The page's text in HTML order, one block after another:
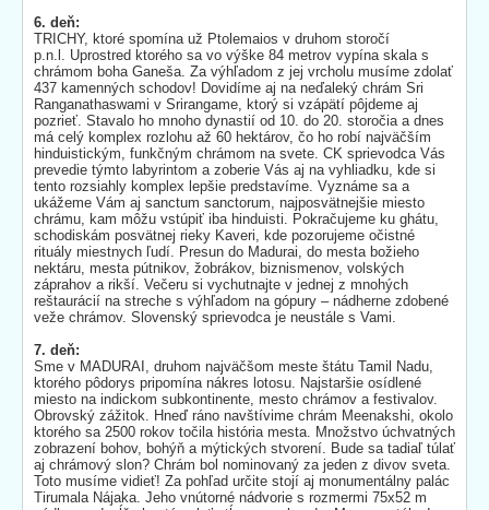
6. deň:
TRICHY, ktoré spomína už Ptolemaios v druhom storočí
p.n.l. Uprostred ktorého sa vo výške 84 metrov vypína skala s
chrámom boha Ganeša. Za výhľadom z jej vrcholu musíme zdolať
437 kamenných schodov! Dovidíme aj na neďaleký chrám Sri
Ranganathaswami v Srirangame, ktorý si vzápätí pôjdeme aj
pozrieť. Stavalo ho mnoho dynastií od 10. do 20. storočia a dnes
má celý komplex rozlohu až 60 hektárov, čo ho robí najväčším
hinduistickým, funkčným chrámom na svete. CK sprievodca Vás
prevedie týmto labyrintom a zoberie Vás aj na vyhliadku, kde si
tento rozsiahly komplex lepšie predstavíme. Vyznáme sa a
ukážeme Vám aj sanctum sanctorum, najposvätnejšie miesto
chrámu, kam môžu vstúpiť iba hinduisti. Pokračujeme ku ghátu,
schodiskám posvätnej rieky Kaveri, kde pozorujeme očistné
rituály miestnych ľudí. Presun do Madurai, do mesta božieho
nektáru, mesta pútnikov, žobrákov, biznismenov, volských
záprahov a rikší. Večeru si vychutnajte v jednej z mnohých
reštaurácií na streche s výhľadom na gópury – nádherne zdobené
veže chrámov. Slovenský sprievodca je neustále s Vami.
7. deň:
Sme v MADURAI, druhom najväčšom meste štátu Tamil Nadu,
ktorého pôdorys pripomína nákres lotosu. Najstaršie osídlené
miesto na indickom subkontinente, mesto chrámov a festivalov.
Obrovský zážitok. Hneď ráno navštívime chrám Meenakshi, okolo
ktorého sa 2500 rokov točila história mesta. Množstvo úchvatných
zobrazení bohov, bohýň a mýtických stvorení. Bude sa tadiaľ túlať
aj chrámový slon? Chrám bol nominovaný za jeden z divov sveta.
Toto musíme vidieť! Za pohľad určite stojí aj monumentálny palác
Tirumala Nájaka. Jeho vnútorné nádvorie s rozmermi 75x52 m